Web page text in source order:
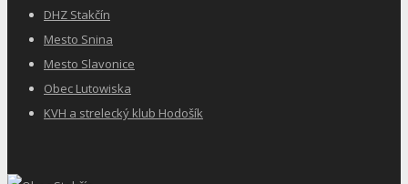
DHZ Stakčín
Mesto Snina
Mesto Slavonice
Obec Lutowiska
KVH a strelecký klub Hodošík